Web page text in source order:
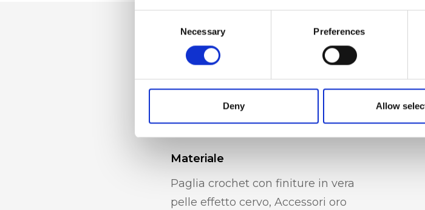
Necessary Preferences
Deny Allow
Dettaglio
Fodera interna interna in cotone,
Tasca con zip e portacarte
Materiale
Paglia crochet con finiture in vera
pelle effetto cervo, Accessori oro